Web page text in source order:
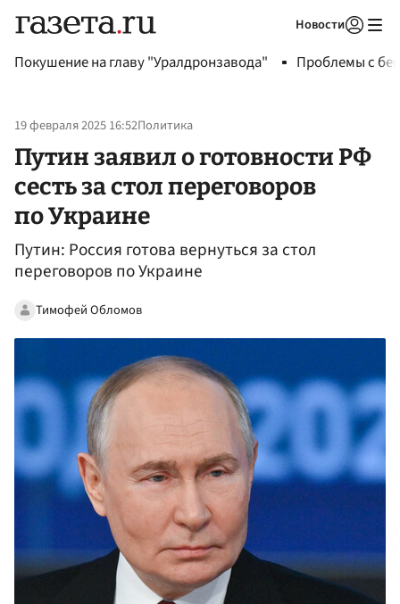
Новости
Покушение на главу "Уралдронзавода" Проблемы с
19 февраля 2025 16:52Политика
Путин заявил о готовности РФ
сесть за стол переговоров
по Украине
Путин: Россия готова вернуться за стол
переговоров по Украине
Тимофей Обломов